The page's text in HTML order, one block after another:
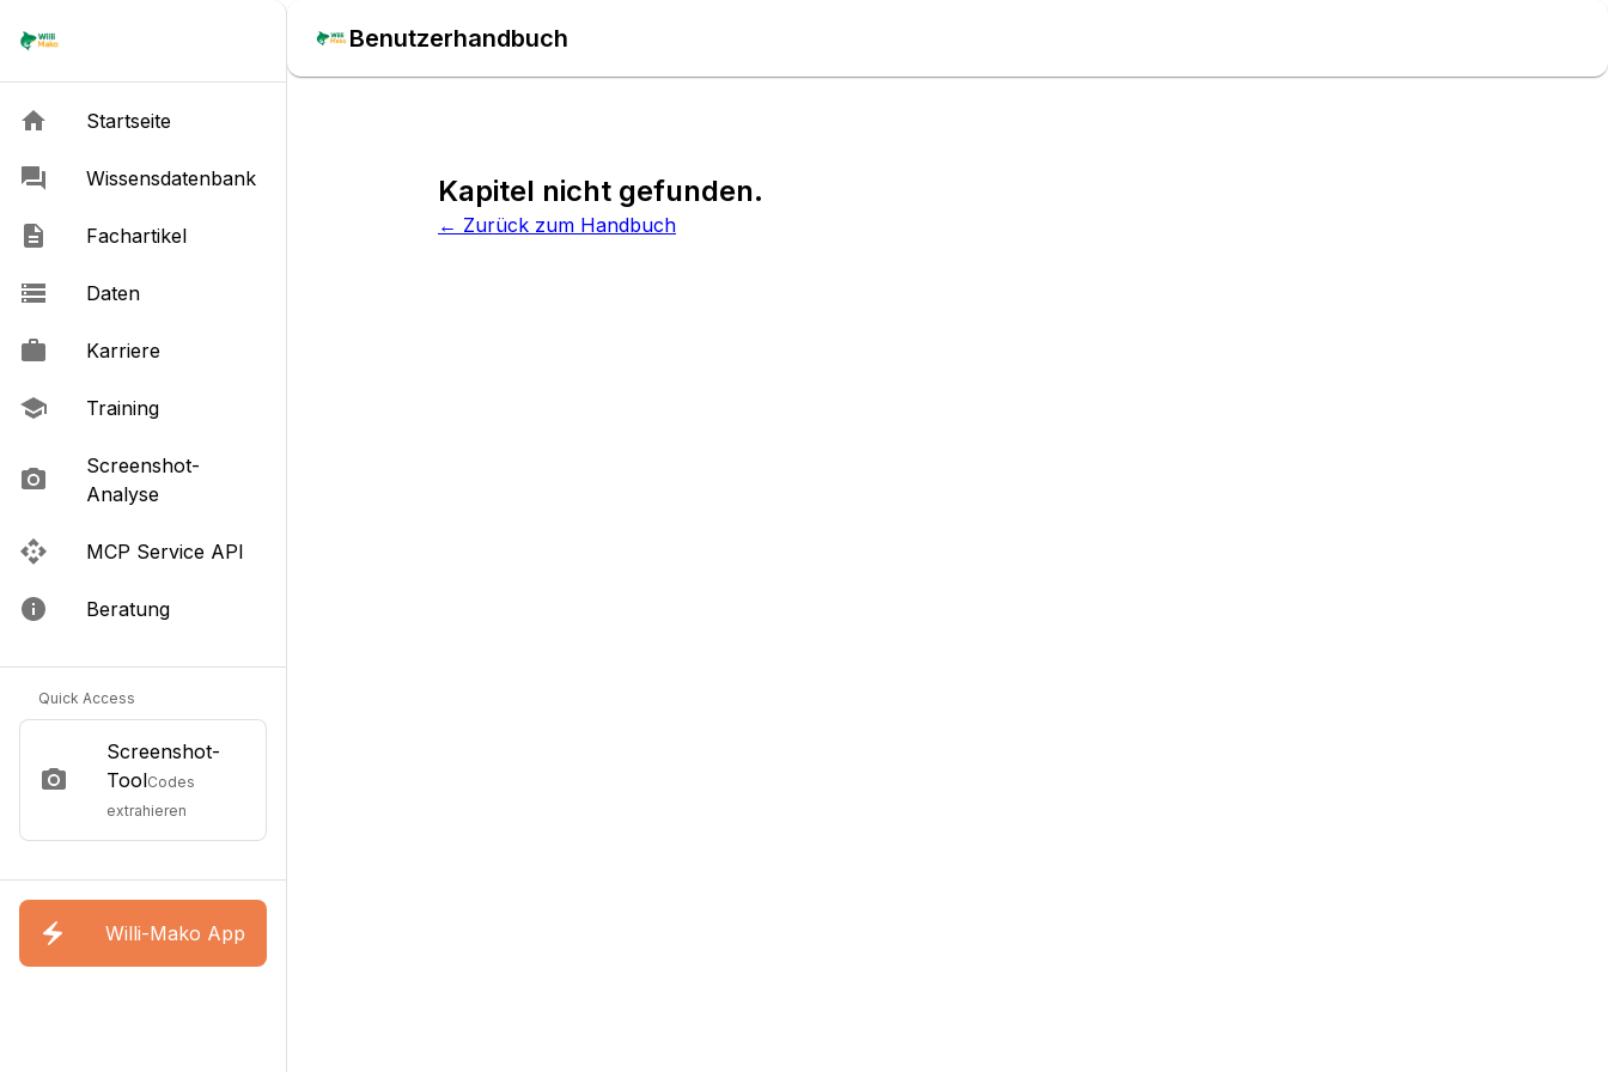
Benutzerhandbuch
Startseite
Wissensdatenbank
Fachartikel
Daten
Karriere
Training
Screenshot-
Analyse
MCP Service API
Beratung
Quick Access
Screenshot-
ToolCodes
extrahieren
Willi-Mako App
Kapitel nicht gefunden.
← Zurück zum Handbuch